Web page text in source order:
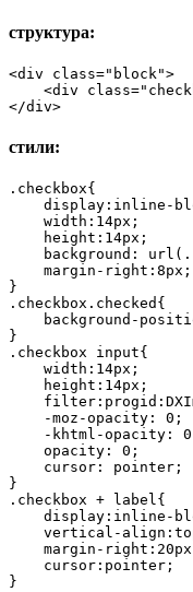
структура:
<div class="block">
<div
</div>
стили:
.checkbox{
display:inline-
    width:14px;
    height:14px;
background:
    margin-right:8px;
}
.checkbox.checked{
background-
}
.checkbox input{
    width:14px;
    height:14px;
    -moz-opacity: 0;
-khtml-opacity:
    opacity: 0;
    cursor: pointer;
}
.checkbox + label{
display:inline-
vertical-
margin-
    cursor:pointer;
}